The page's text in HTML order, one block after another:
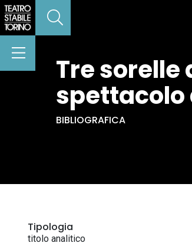
Tre sorelle
spettacolo
BIBLIOGRAFICA
Tipologia
titolo analitico